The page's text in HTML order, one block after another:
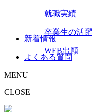
就職実績
卒業生の活躍
WEB出願
新着情報
よくある質問
MENU
CLOSE